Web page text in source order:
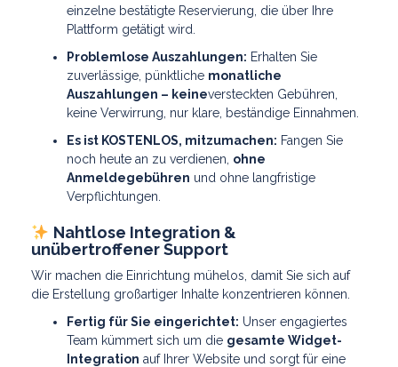
einzelne bestätigte Reservierung, die über Ihre
Plattform getätigt wird.
Problemlose Auszahlungen: Erhalten Sie
zuverlässige, pünktliche monatliche
Auszahlungen – keineversteckten Gebühren,
keine Verwirrung, nur klare, beständige Einnahmen.
Es ist KOSTENLOS, mitzumachen: Fangen Sie
noch heute an zu verdienen, ohne
Anmeldegebühren und ohne langfristige
Verpflichtungen.
Nahtlose Integration &
unübertroffener Support
Wir machen die Einrichtung mühelos, damit Sie sich auf
die Erstellung großartiger Inhalte konzentrieren können.
Fertig für Sie eingerichtet: Unser engagiertes
Team kümmert sich um die gesamte Widget-
Integration auf Ihrer Website und sorgt für eine